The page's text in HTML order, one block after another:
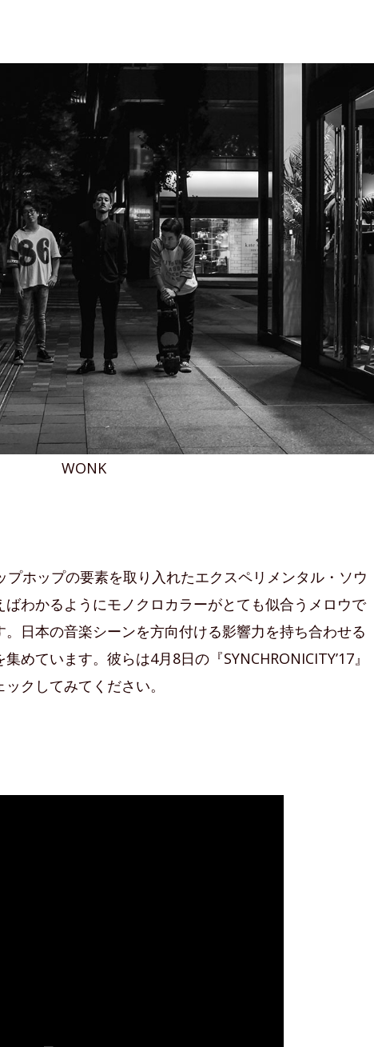
WONK
ホップの要素を取り入れたエクスペリメンタル・ソウ
わかるようにモノクロカラーがとても似合うメロウで
日本の音楽シーンを方向付ける影響力を持ち合わせる
めています。彼らは4月8日の『SYNCHRONICITY’17』
クしてみてください。